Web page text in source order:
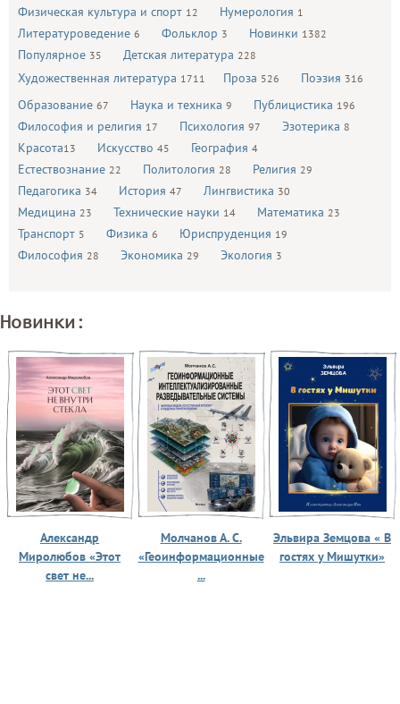
Физическая культура и спорт 12 Нумерология 1
Литературоведение 6 Фольклор 3 Новинки 1382
Популярное 35 Детская литература 228
Художественная литература 1711 Проза 526 Поэзия 316
Образование 67 Наука и техника 9 Публицистика 196
Философия и религия 17 Психология 97 Эзотерика 8
Красота13 Искусство 45 География 4
Естествознание 22 Политология 28 Религия 29
Педагогика 34 История 47 Лингвистика 30
Медицина 23 Технические науки 14 Математика 23
Транспорт 5 Физика 6 Юриспруденция 19
Философия 28 Экономика 29 Экология 3
Новинки:
Александр
Миролюбов «Этот
свет не...
Молчанов А. С.
«Геоинформационные
...
Эльвира Земцова « В
гостях у Мишутки»